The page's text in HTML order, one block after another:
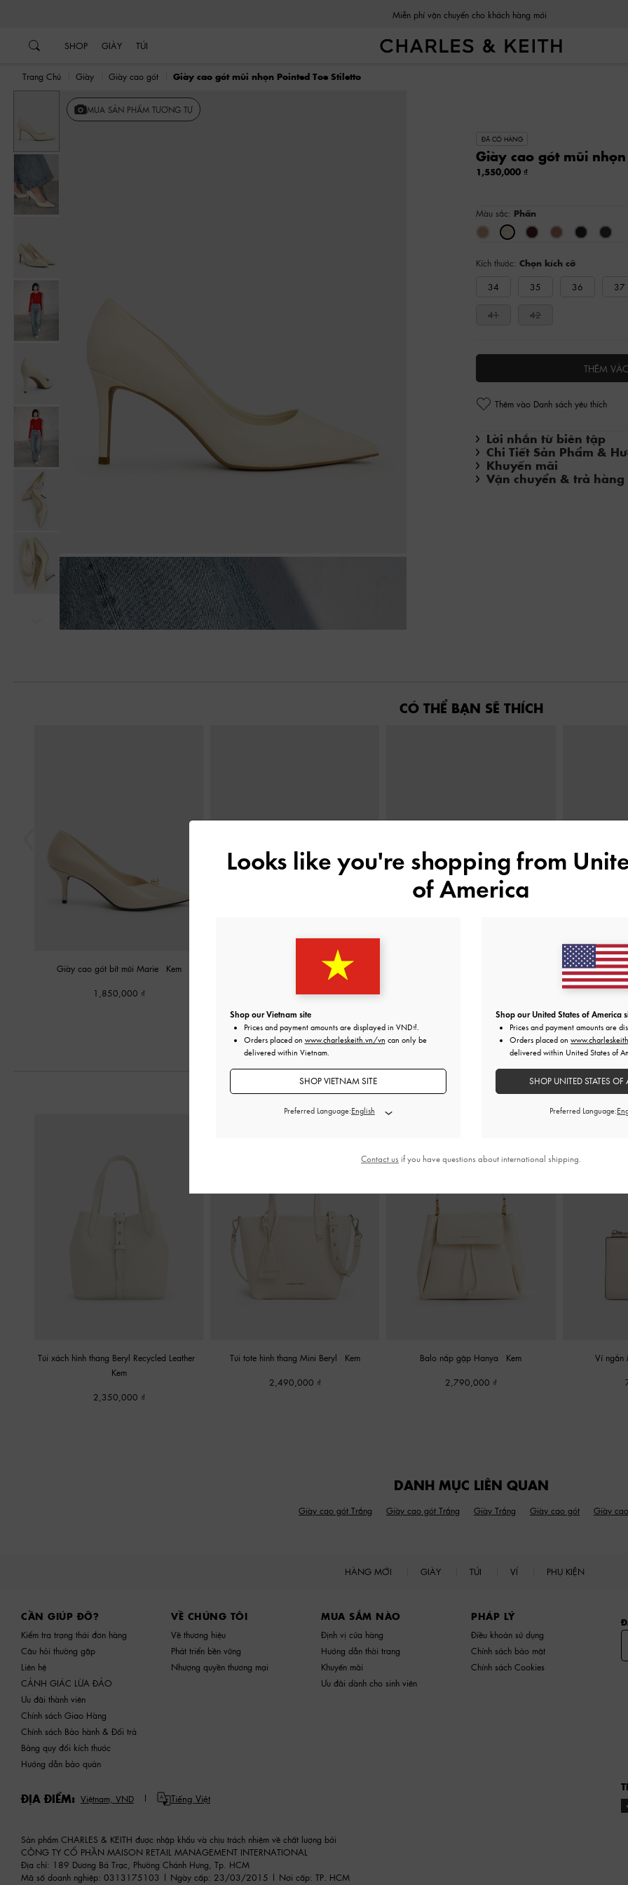
Miễn phí vận chuyển cho khách hàng mới
SHOP GIÀY TÚI
Trang Chủ Giày Giày cao gót Giày cao gót mũi nhọn Pointed Toe Stiletto
Tiếp theo
MUA SẢN PHẨM TƯƠNG TỰ
ĐÃ CÓ HÀNG
Giày cao gót mũi
1,550,000
Màu sắc: Phấn
Kích thước: Chọn kích cỡ
34
35 36 37
41 42
THÊM
Thêm vào Danh sách yêu thích
Lời nhắn từ biên tập
Chi Tiết Sản Phẩm &
Khuyến mãi
Vận chuyển & trả hàng
CÓ THỂ BẠN SẼ THÍCH
Giày cao gót bít mũi Marie
Kem
1,850,000
Giày cao gót bít mũi Marie
Kem
1,850,000
Giày
KẾT HỢP CÙNG
Túi xách hình thang Beryl Recycled Leather
Kem
2,350,000
Túi tote hình thang Mini Beryl
Kem
2,490,000
Balo nắp gập Hanya
Kem
2,790,000
Ví ngắn
DANH MỤC LIÊN QUAN
Giày cao gót Trắng Giày cao gót Trắng Giày Trắng Giày cao gót Giày
HÀNG MỚI GIÀY TÚI VÍ PHỤ KIỆN
CẦN GIÚP ĐỠ?
Kiểm tra trạng thái đơn hàng
Câu hỏi thường gặp
Liên hệ
CẢNH GIÁC LỪA ĐẢO
Ưu đãi thành viên
Chính sách Giao Hàng
Chính sách Bảo hành & Đổi trả
Bảng quy đổi kích thước
Hướng dẫn bảo quản
VỀ CHÚNG TÔI
Về thương hiệu
Phát triển bền vững
Nhượng quyền thương mại
MUA SẮM NÀO
Định vị cửa hàng
Hướng dẫn thời trang
Khuyến mãi
Ưu đãi dành cho sinh viên
PHÁP LÝ
Điều khoản sử dụng
Chính sách bảo mật
Chính sách Cookies
ĐỊA ĐIỂM: Việtnam, VND Tiếng Việt
Sản phẩm CHARLES & KEITH được nhập khẩu và chịu trách nhiệm về chất lượng bởi
CÔNG TY CỔ PHẦN MAISON RETAIL MANAGEMENT INTERNATIONAL
Địa chỉ: 189 Dương Bá Trạc, Phường Chánh Hưng, Tp. HCM
Mã số doanh nghiệp: 0313175103 | Ngày cấp: 23/03/2015 | Nơi cấp: TP. HCM
Looks like you're shopping from
of America
Shop our Vietnam site
Prices and payment amounts are displayed in VND .
Orders placed on www.charleskeith.vn/vn can only be
delivered within Vietnam.
SHOP VIETNAM SITE
Preferred Language:
Shop our United States of America
Prices and payment amounts are
Orders placed on
delivered within United States of
SHOP UNITED STATES OF
Preferred Language:
Contact us if you have questions about international shipping.